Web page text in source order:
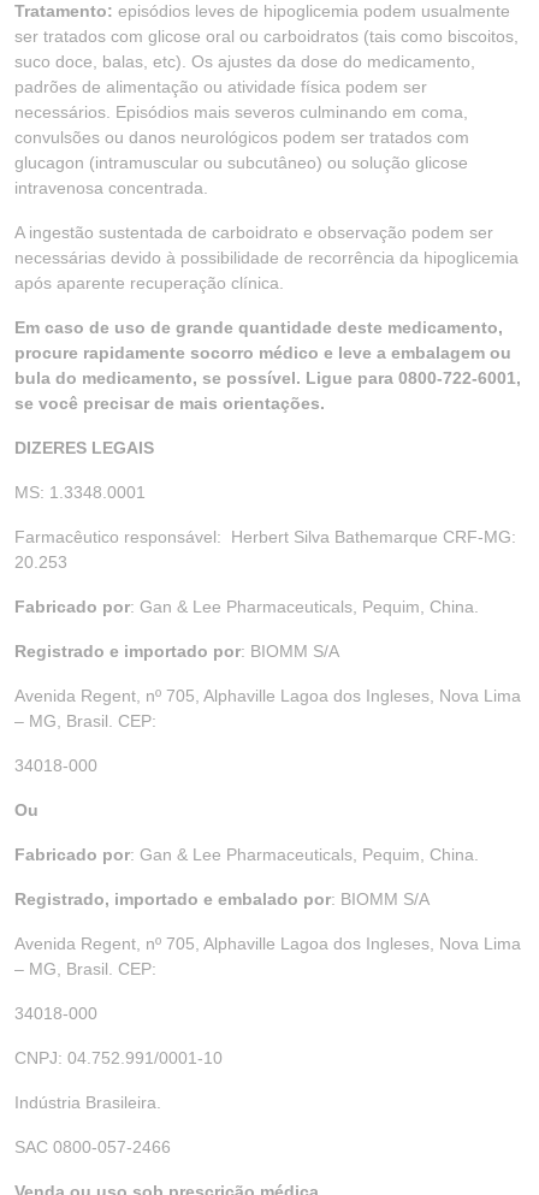
Tratamento: episódios leves de hipoglicemia podem usualmente
ser tratados com glicose oral ou carboidratos (tais como biscoitos,
suco doce, balas, etc). Os ajustes da dose do medicamento,
padrões de alimentação ou atividade física podem ser
necessários. Episódios mais severos culminando em coma,
convulsões ou danos neurológicos podem ser tratados com
glucagon (intramuscular ou subcutâneo) ou solução glicose
intravenosa concentrada.
A ingestão sustentada de carboidrato e observação podem ser
necessárias devido à possibilidade de recorrência da hipoglicemia
após aparente recuperação clínica.
Em caso de uso de grande quantidade deste medicamento,
procure rapidamente socorro médico e leve a embalagem ou
bula do medicamento, se possível. Ligue para 0800-722-6001,
se você precisar de mais orientações.
DIZERES LEGAIS
MS: 1.3348.0001
Farmacêutico responsável: Herbert Silva Bathemarque CRF-MG:
20.253
Fabricado por: Gan & Lee Pharmaceuticals, Pequim, China.
Registrado e importado por: BIOMM S/A
Avenida Regent, nº 705, Alphaville Lagoa dos Ingleses, Nova Lima
– MG, Brasil. CEP:
34018-000
Ou
Fabricado por: Gan & Lee Pharmaceuticals, Pequim, China.
Registrado, importado e embalado por: BIOMM S/A
Avenida Regent, nº 705, Alphaville Lagoa dos Ingleses, Nova Lima
– MG, Brasil. CEP:
34018-000
CNPJ: 04.752.991/0001-10
Indústria Brasileira.
SAC 0800-057-2466